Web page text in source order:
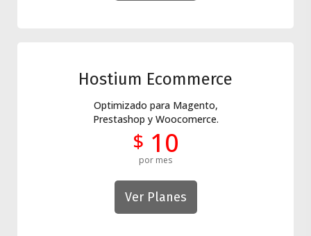
Hostium Ecommerce
Optimizado para Magento,
Prestashop y Woocomerce.
$ 10
por mes
Ver Planes